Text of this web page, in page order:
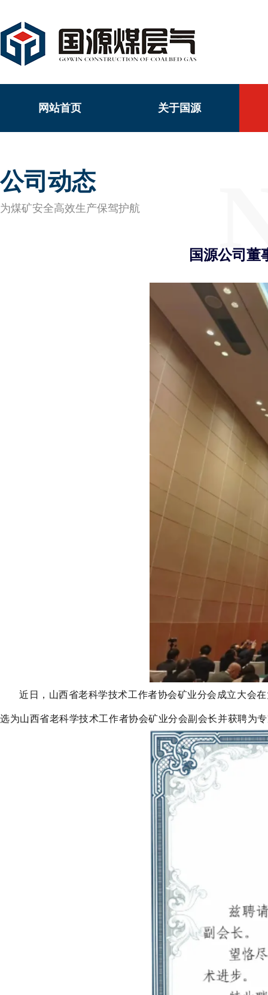
网站首页 关于国源
公司动态
为煤矿安全高效生产保驾护航
国源公司董
近日，山西省老科学技术工作者协会矿业分会成立大会
选为山西省老科学技术工作者协会矿业分会副会长并获聘为